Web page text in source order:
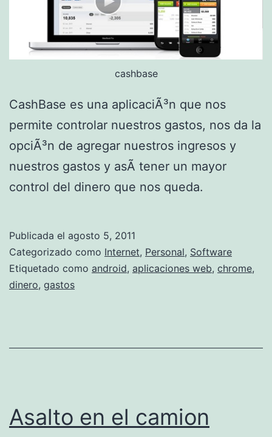
cashbase
CashBase es una aplicaciÃ³n que nos
permite controlar nuestros gastos, nos da la
opciÃ³n de agregar nuestros ingresos y
nuestros gastos y asÃ­ tener un mayor
control del dinero que nos queda.
Publicada el agosto 5, 2011
Categorizado como Internet, Personal, Software
Etiquetado como android, aplicaciones web, chrome,
dinero, gastos
Asalto en el camion